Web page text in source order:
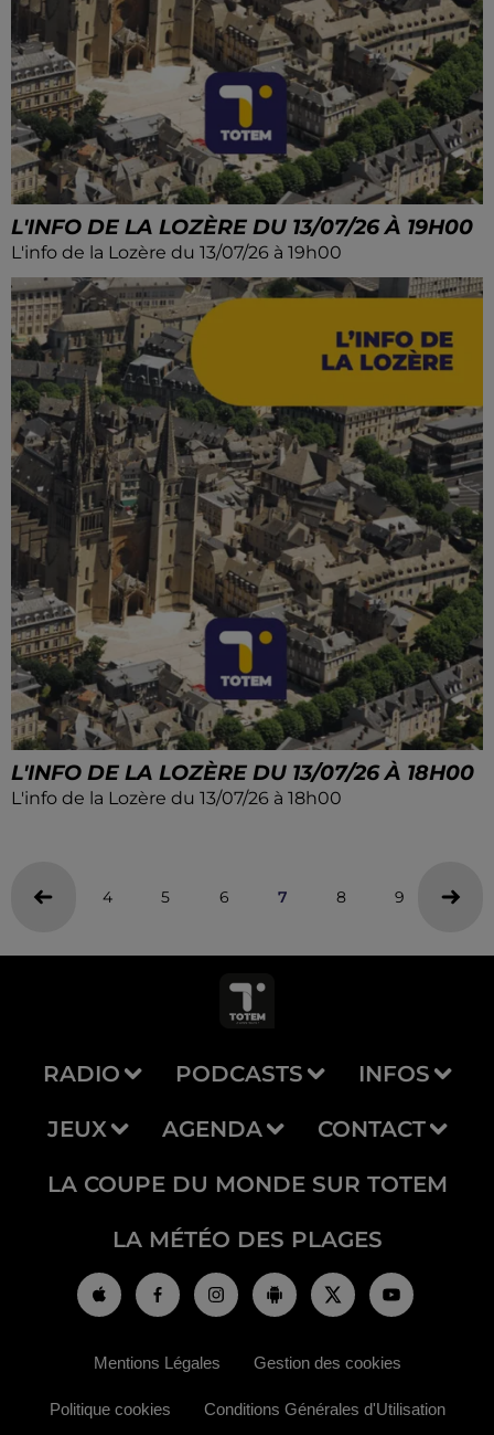
L'INFO DE LA LOZÈRE DU 13/07/26 À 19H00
L'info de la Lozère du 13/07/26 à 19h00
L'INFO DE LA LOZÈRE DU 13/07/26 À 18H00
L'info de la Lozère du 13/07/26 à 18h00
4 5 6 7 8 9 10
RADIO PODCASTS INFOS
JEUX AGENDA CONTACT
LA COUPE DU MONDE SUR TOTEM
LA MÉTÉO DES PLAGES
Mentions Légales Gestion des cookies
Politique cookies Conditions Générales d'Utilisation